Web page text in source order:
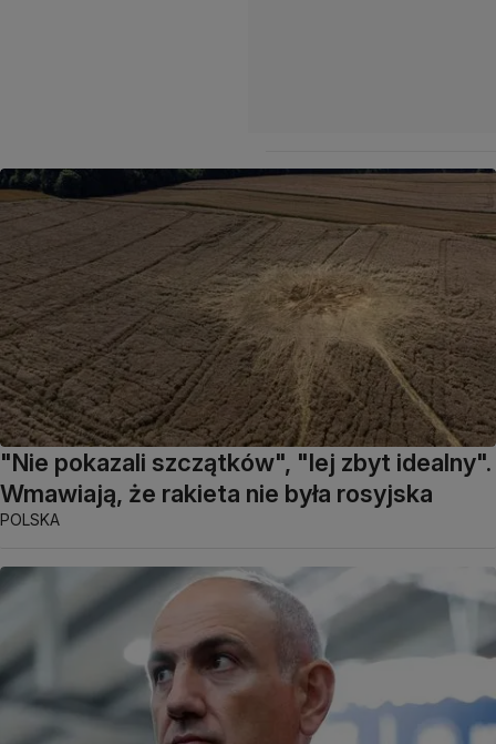
"Nie pokazali szczątków", "lej zbyt idealny".
Wmawiają, że rakieta nie była rosyjska
POLSKA